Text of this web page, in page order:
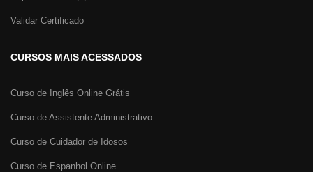
Validar Certificado
CURSOS MAIS ACESSADOS
Curso de Inglês Online Grátis
Curso de Assistente Administrativo
Curso de Cuidador de Idosos
Curso de Espanhol Online